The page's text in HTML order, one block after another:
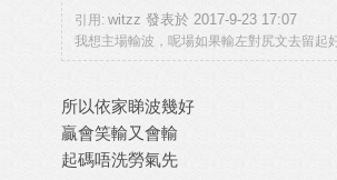
引用: witzz 發表於 2017-9-23 17:07
我想主場輸波，呢場如果輸左對尻文去留起
所以依家睇波幾好
贏會笑輸又會輸
起碼唔洗勞氣先